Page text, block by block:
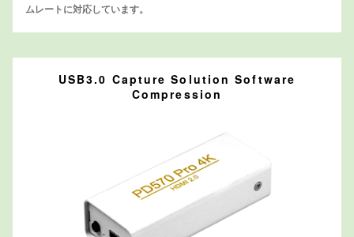
ムレートに対応しています。
USB3.0 Capture Solution Software
Compression